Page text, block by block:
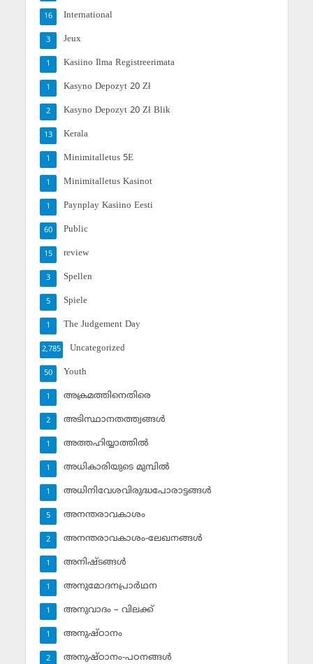
International
16
Jeux
3
Kasiino Ilma Registreerimata
1
Kasyno Depozyt 20 Zł
1
Kasyno Depozyt 20 Zł Blik
2
Kerala
13
Minimitalletus 5E
1
Minimitalletus Kasinot
1
Paynplay Kasiino Eesti
1
Public
60
review
15
Spellen
3
Spiele
5
The Judgement Day
1
Uncategorized
2,785
Youth
50
അക്രമത്തിനെതിരെ
1
അടിസ്ഥാനതത്ത്വങ്ങള്‍
2
അത്തഹിയ്യാത്തില്‍
1
അധികാരിയുടെ മുമ്പില്‍
1
അധിനിവേശവിരുദ്ധപോരാട്ടങ്ങള്‍
1
അനന്തരാവകാശം
5
അനന്തരാവകാശം-ലേഖനങ്ങള്‍
2
അനിഷ്ടങ്ങള്‍
1
അനുമോദനപ്രാര്‍ഥന
1
അനുവാദം – വിലക്ക്‌
1
അനുഷ്ഠാനം
1
അനുഷ്ഠാനം-പഠനങ്ങള്‍
2